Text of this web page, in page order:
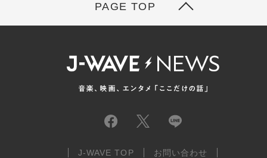
PAGE TOP
J-WAVE TOP お問い合わせ